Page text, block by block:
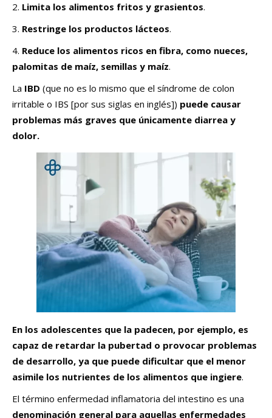
2. Limita los alimentos fritos y grasientos.
3. Restringe los productos lácteos.
4. Reduce los alimentos ricos en fibra, como nueces,
palomitas de maíz, semillas y maíz.
La IBD (que no es lo mismo que el síndrome de colon
irritable o IBS [por sus siglas en inglés]) puede causar
problemas más graves que únicamente diarrea y
dolor.
En los adolescentes que la padecen, por ejemplo, es
capaz de retardar la pubertad o provocar problemas
de desarrollo, ya que puede dificultar que el menor
asimile los nutrientes de los alimentos que ingiere.
El término enfermedad inflamatoria del intestino es una
denominación general para aquellas enfermedades